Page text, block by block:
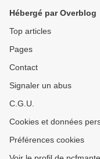
Hébergé par Overblog
Top articles
Pages
Contact
Signaler un abus
C.G.U.
Cookies et données
Préférences cookies